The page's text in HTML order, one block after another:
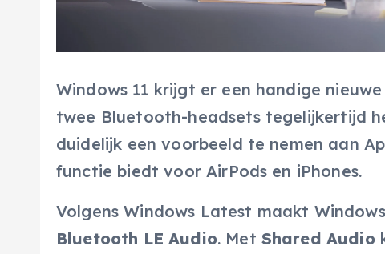
Windows 11 krijgt er een handige
twee Bluetooth-headsets tegelijkertijd
duidelijk een voorbeeld te nemen aan
functie biedt voor AirPods en iPhones.
Volgens Windows Latest maakt
Bluetooth LE Audio. Met Shared Audio